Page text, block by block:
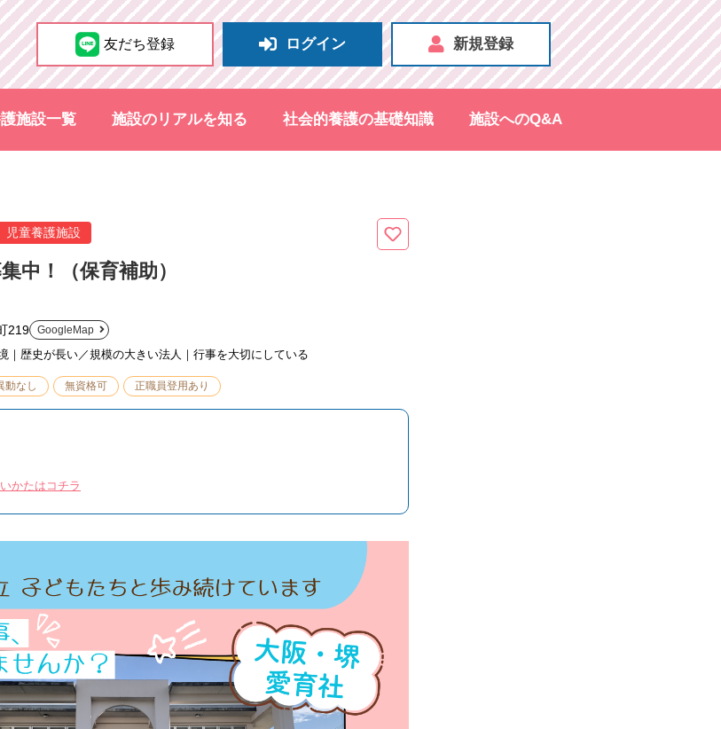
友だち登録 ログイン 新規登録
施設一覧 施設のリアルを知る 社会的養護の基礎知識 施設へのQ&A
児童養護施設
中！（保育補助）
219
GoogleMap
｜歴史が長い／規模の大きい法人｜行事を大切にしている
動なし 無資格可 正職員登用あり
かたはコチラ